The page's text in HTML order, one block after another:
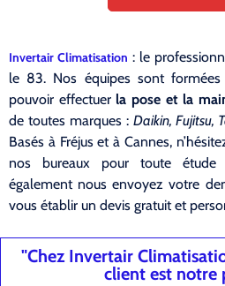
Invertair Climatisation : le
le 83. Nos équipes sont
pouvoir effectuer la pose et la
de toutes marques : Daikin, Fujitsu,
Basés à Fréjus et à Cannes,
nos bureaux pour toute étude
également nous envoyez votre
vous établir un devis gratuit et
"Chez Invertair
client est notre